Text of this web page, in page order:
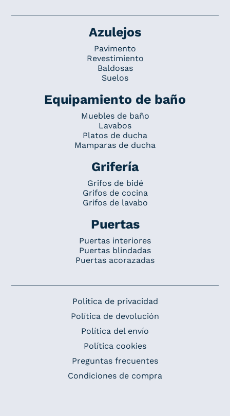
Azulejos
Pavimento
Revestimiento
Baldosas
Suelos
Equipamiento de baño
Muebles de baño
Lavabos
Platos de ducha
Mamparas de ducha
Grifería
Grifos de bidé
Grifos de cocina
Grifos de lavabo
Puertas
Puertas interiores
Puertas blindadas
Puertas acorazadas
Política de privacidad
Política de devolución
Política del envío
Política cookies
Preguntas frecuentes
Condiciones de compra